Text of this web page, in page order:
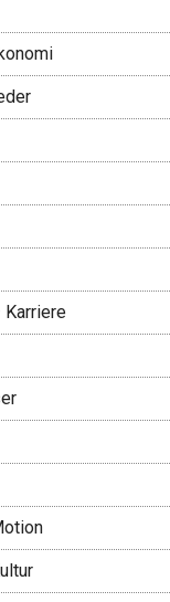
Karriere